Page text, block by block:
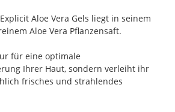
Aloe Vera Gels liegt in seinem
Aloe Vera Pflanzensaft.
für eine optimale
Ihrer Haut, sondern verleiht ihr
frisches und strahlendes